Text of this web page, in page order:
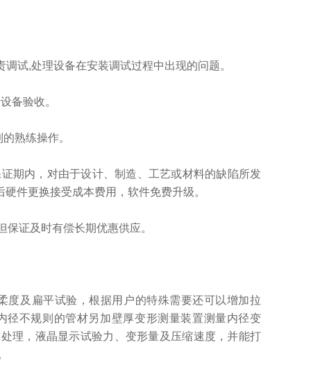
,处理设备在安装调试过程中出现的问题。
备验收。
熟练操作。
内，对由于设计、制造、工艺或材料的缺陷所发
件更换接受成本费用，软件免费升级。
证及时有偿长期优惠供应。
及扁平试验，根据用户的特殊需要还可以增加拉
不规则的管材另加壁厚变形测量装置测量内径变
理，液晶显示试验力、变形量及压缩速度，并能打